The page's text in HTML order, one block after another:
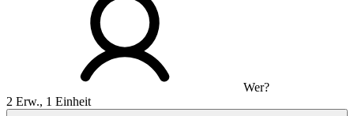
Wer?
2 Erw., 1 Einheit